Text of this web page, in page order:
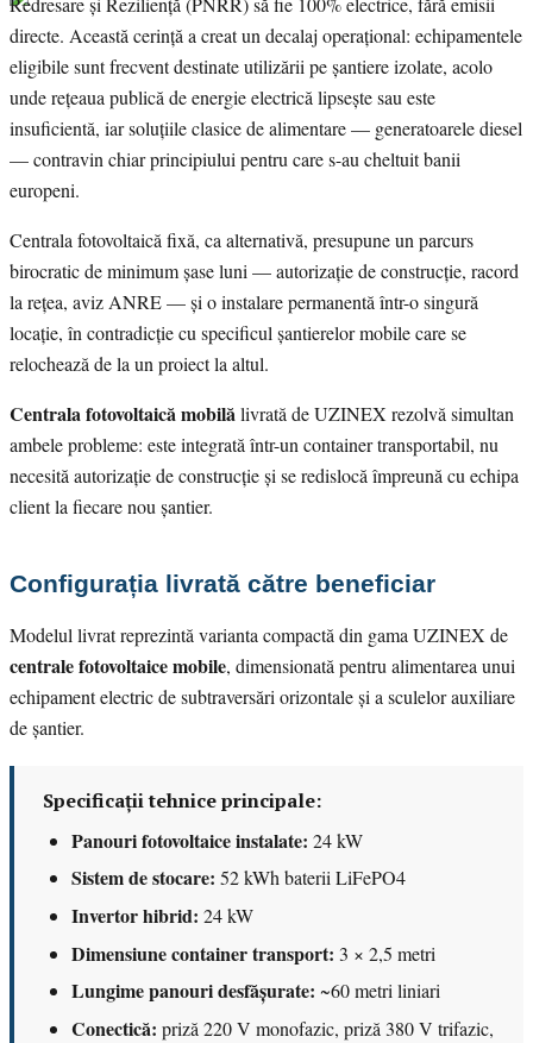
directe. Această cerință a creat un decalaj operațional: echipamentele
eligibile sunt frecvent destinate utilizării pe șantiere izolate, acolo
unde rețeaua publică de energie electrică lipsește sau este
insuficientă, iar soluțiile clasice de alimentare — generatoarele diesel
— contravin chiar principiului pentru care s-au cheltuit banii
europeni.
Centrala fotovoltaică fixă, ca alternativă, presupune un parcurs
birocratic de minimum șase luni — autorizație de construcție, racord
la rețea, aviz ANRE — și o instalare permanentă într-o singură
locație, în contradicție cu specificul șantierelor mobile care se
relochează de la un proiect la altul.
Centrala fotovoltaică mobilă livrată de UZINEX rezolvă simultan
ambele probleme: este integrată într-un container transportabil, nu
necesită autorizație de construcție și se redislocă împreună cu echipa
client la fiecare nou șantier.
Configurația livrată către beneficiar
Modelul livrat reprezintă varianta compactă din gama UZINEX de
centrale fotovoltaice mobile, dimensionată pentru alimentarea unui
echipament electric de subtraversări orizontale și a sculelor auxiliare
de șantier.
Specificații tehnice principale:
Panouri fotovoltaice instalate: 24 kW
Sistem de stocare: 52 kWh baterii LiFePO4
Invertor hibrid: 24 kW
Dimensiune container transport: 3 × 2,5 metri
Lungime panouri desfășurate: ~60 metri liniari
Conectică: priză 220 V monofazic, priză 380 V trifazic,